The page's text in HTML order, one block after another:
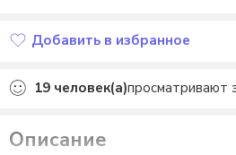
Добавить в избранное
19 человек(а)просматривают
Описание